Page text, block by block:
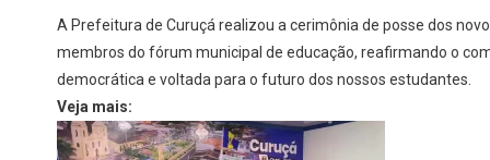
A Prefeitura de Curuçá realizou a cerimônia de posse dos
membros do fórum municipal de educação, reafirmando o
democrática e voltada para o futuro dos nossos estudantes.
Veja mais: